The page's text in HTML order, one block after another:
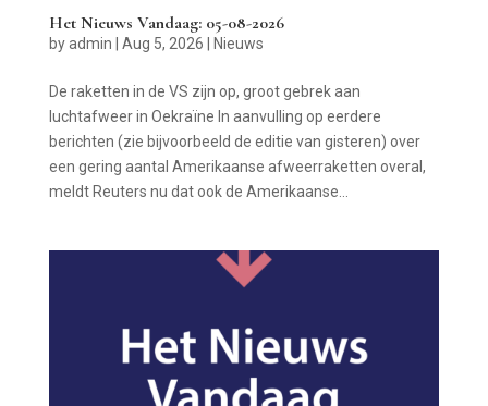
Het Nieuws Vandaag: 05-08-2026
byadmin Aug 5, 2026 Nieuws
De raketten in de VS zijn op, groot gebrek aan
luchtafweer in Oekraïne In aanvulling op eerdere
berichten (zie bijvoorbeeld de editie van gisteren) over
een gering aantal Amerikaanse afweerraketten overal,
meldt Reuters nu dat ook de Amerikaanse...